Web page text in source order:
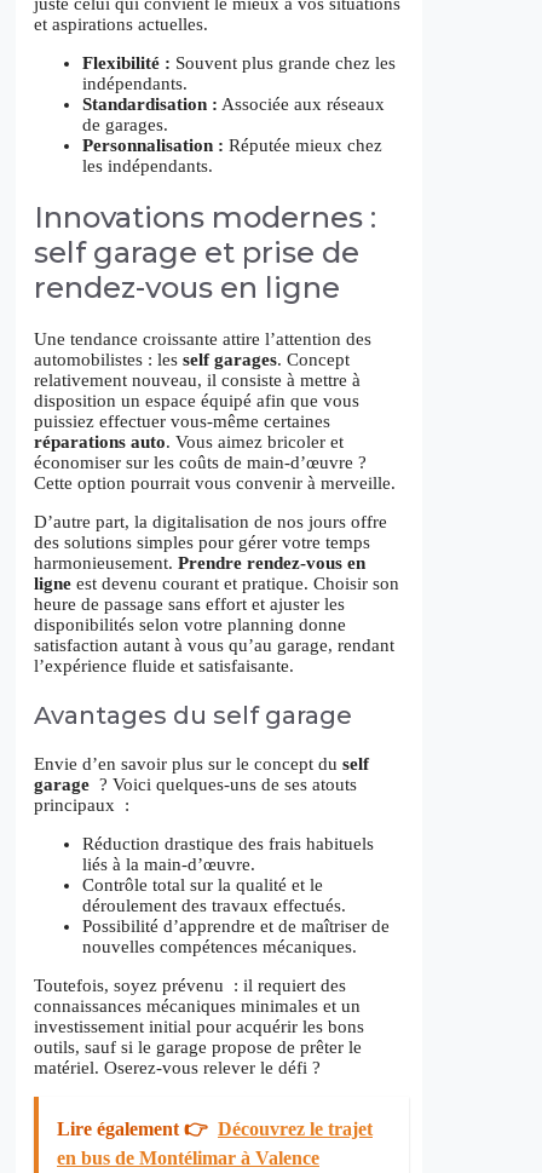
et aspirations actuelles.
Flexibilité : Souvent plus grande chez les
indépendants.
Standardisation : Associée aux réseaux
de garages.
Personnalisation : Réputée mieux chez
les indépendants.
Innovations modernes :
self garage et prise de
rendez-vous en ligne
Une tendance croissante attire l’attention des
automobilistes : les self garages. Concept
relativement nouveau, il consiste à mettre à
disposition un espace équipé afin que vous
puissiez effectuer vous-même certaines
réparations auto. Vous aimez bricoler et
économiser sur les coûts de main-d’œuvre ?
Cette option pourrait vous convenir à merveille.
D’autre part, la digitalisation de nos jours offre
des solutions simples pour gérer votre temps
harmonieusement. Prendre rendez-vous en
ligne est devenu courant et pratique. Choisir son
heure de passage sans effort et ajuster les
disponibilités selon votre planning donne
satisfaction autant à vous qu’au garage, rendant
l’expérience fluide et satisfaisante.
Avantages du self garage
Envie d’en savoir plus sur le concept du self
garage ? Voici quelques-uns de ses atouts
principaux :
Réduction drastique des frais habituels
liés à la main-d’œuvre.
Contrôle total sur la qualité et le
déroulement des travaux effectués.
Possibilité d’apprendre et de maîtriser de
nouvelles compétences mécaniques.
Toutefois, soyez prévenu : il requiert des
connaissances mécaniques minimales et un
investissement initial pour acquérir les bons
outils, sauf si le garage propose de prêter le
matériel. Oserez-vous relever le défi ?
Lire également 👉 Découvrez le trajet
en bus de Montélimar à Valence